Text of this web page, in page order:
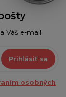
Váš e-mail
Prihlásiť sa
osobných